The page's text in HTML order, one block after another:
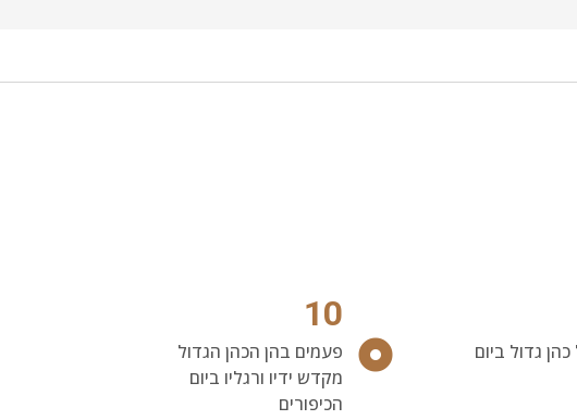
גדול ביום
10
פעמים בהן הכהן הגדול
מקדש ידיו ורגליו ביום
הכיפורים